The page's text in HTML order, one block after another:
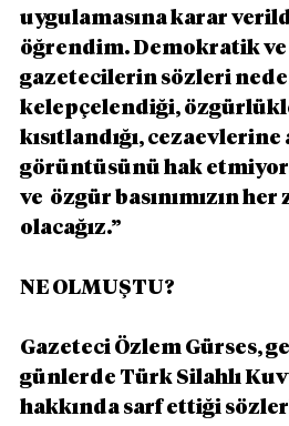
uygulamasına karar
öğrendim. Demokratik
gazetecilerin sözleri
kelepçelendiği,
kısıtlandığı, cezaevlerine
görüntüsünü hak etmiyor.
ve  özgür basınımızın
olacağız.”
NE OLMUŞTU?
Gazeteci Özlem Gürses,
günlerde Türk Silahlı
hakkında sarf ettiği